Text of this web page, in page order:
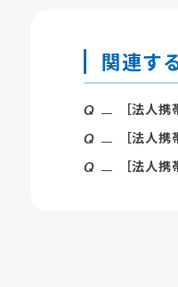
関連す
［法人
［法人
［法人